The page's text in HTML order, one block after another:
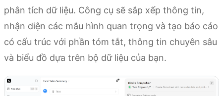
phân tích dữ liệu. Công cụ sẽ sắp xếp thông tin,
nhận diện các mẫu hình quan trọng và tạo báo cáo
có cấu trúc với phần tóm tắt, thông tin chuyên sâu
và biểu đồ dựa trên bộ dữ liệu của bạn.